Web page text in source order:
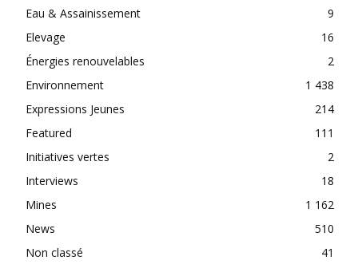
Eau & Assainissement
9
Elevage
16
Énergies renouvelables
2
Environnement
1 438
Expressions Jeunes
214
Featured
111
Initiatives vertes
2
Interviews
18
Mines
1 162
News
510
Non classé
41